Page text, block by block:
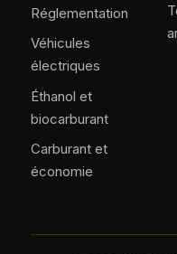
Réglementation
Véhicules
électriques
Éthanol et
biocarburant
Carburant et
économie